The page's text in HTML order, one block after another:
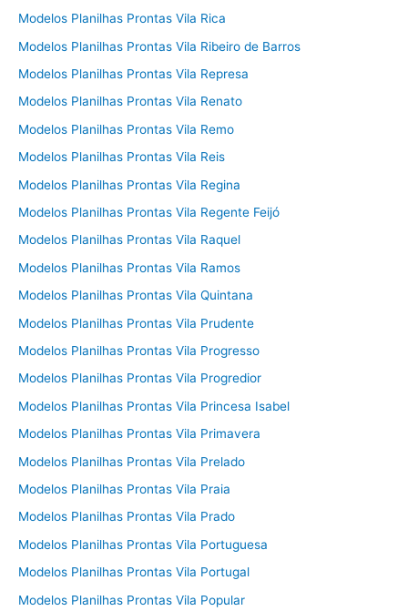
Modelos Planilhas Prontas Vila Rica
Modelos Planilhas Prontas Vila Ribeiro de Barros
Modelos Planilhas Prontas Vila Represa
Modelos Planilhas Prontas Vila Renato
Modelos Planilhas Prontas Vila Remo
Modelos Planilhas Prontas Vila Reis
Modelos Planilhas Prontas Vila Regina
Modelos Planilhas Prontas Vila Regente Feijó
Modelos Planilhas Prontas Vila Raquel
Modelos Planilhas Prontas Vila Ramos
Modelos Planilhas Prontas Vila Quintana
Modelos Planilhas Prontas Vila Prudente
Modelos Planilhas Prontas Vila Progresso
Modelos Planilhas Prontas Vila Progredior
Modelos Planilhas Prontas Vila Princesa Isabel
Modelos Planilhas Prontas Vila Primavera
Modelos Planilhas Prontas Vila Prelado
Modelos Planilhas Prontas Vila Praia
Modelos Planilhas Prontas Vila Prado
Modelos Planilhas Prontas Vila Portuguesa
Modelos Planilhas Prontas Vila Portugal
Modelos Planilhas Prontas Vila Popular